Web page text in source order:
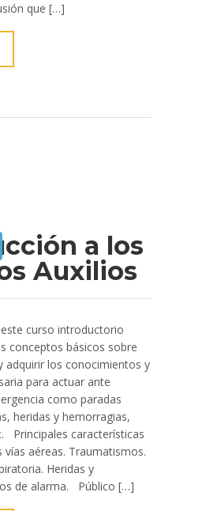
que […]
a los
Auxilios
curso introductorio
conceptos básicos sobre
adquirir los conocimientos y
para actuar ante
como paradas
heridas y hemorragias,
Principales características
vías aéreas. Traumatismos.
Heridas y
de alarma. Público […]